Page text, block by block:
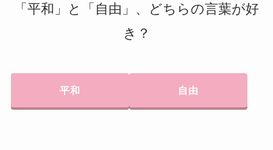
「平和」と「自由」、どちらの言葉が好
き？
平和 自由